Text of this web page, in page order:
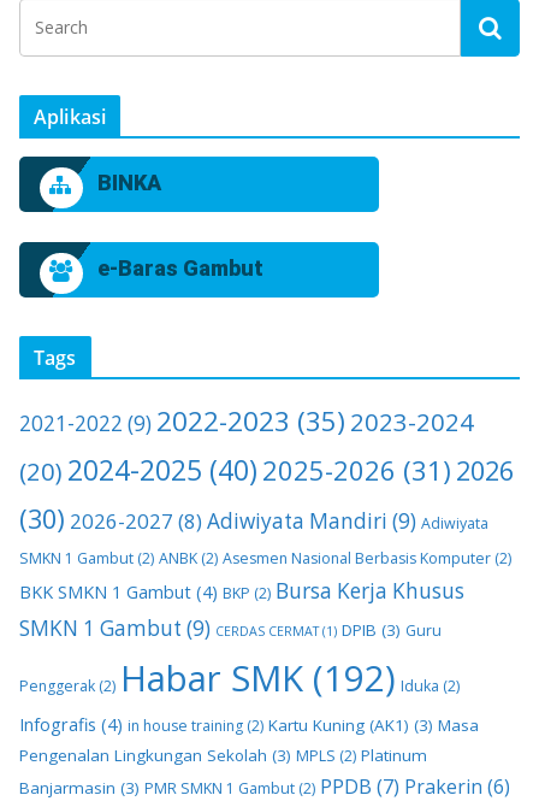
Aplikasi
BINKA
e-Baras Gambut
Tags
2021-2022 (9) 2022-2023 (35) 2023-2024
(20) 2024-2025 (40) 2025-2026 (31) 2026
(30) 2026-2027 (8) Adiwiyata Mandiri (9) Adiwiyata
SMKN 1 Gambut (2) ANBK (2) Asesmen Nasional Berbasis Komputer (2)
BKK SMKN 1 Gambut (4) BKP (2) Bursa Kerja Khusus
SMKN 1 Gambut (9) CERDAS CERMAT(1) DPIB (3) Guru
Penggerak (2) Habar SMK (192) Iduka (2)
Infografis (4) in house training (2) Kartu Kuning (AK1) (3) Masa
Pengenalan Lingkungan Sekolah (3) MPLS (2) Platinum
Banjarmasin (3) PMR SMKN 1 Gambut (2) PPDB (7) Prakerin (6)